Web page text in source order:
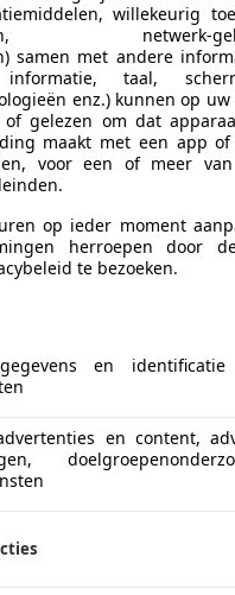
F - 1990
NIET RIJKLAAR!,
erin, prijs is op basis
willekeurig
netwerk-
samen met andere
taal,
enz.) kunnen op
gelezen om dat
maakt met een app
voor een of meer
op ieder moment
herroepen door
te bezoeken.
en
en content,